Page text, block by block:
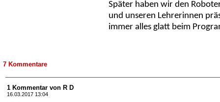
Später haben wir den
und unseren Lehrerinnen
immer alles glatt beim
7 Kommentare
1 Kommentar von R D
16.03.2017 13:04